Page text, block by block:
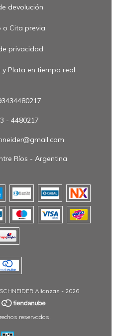
devolución
o Cita previa
privacidad
Plata en tiempo real
- 4480217
Ríos - Argentina
Alianzas - 2026
reservados.